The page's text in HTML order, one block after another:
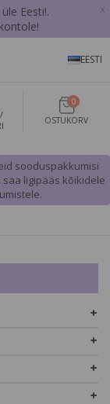
Eesti!.
x
EESTI
0
OSTUKORV
sooduspakkumisi
ligipääs kõikidele